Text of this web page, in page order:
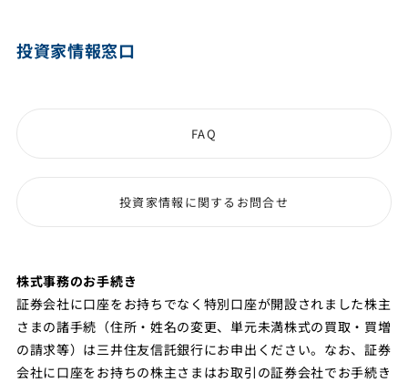
投資家情報窓口
FAQ
投資家情報に関するお問合せ
株式事務のお手続き
証券会社に口座をお持ちでなく特別口座が開設されました株主
さまの諸手続（住所・姓名の変更、単元未満株式の買取・買増
の請求等）は三井住友信託銀行にお申出ください。なお、証券
会社に口座をお持ちの株主さまはお取引の証券会社でお手続き